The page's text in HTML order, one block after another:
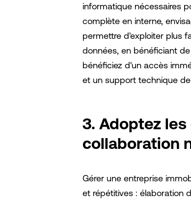
informatique nécessaires
complète en interne,
permettre d'exploiter plus
données, en bénéficiant
bénéficiez d'un accès
et un support technique
3. Adoptez
collaboration
Gérer une entreprise
et répétitives : élaboration